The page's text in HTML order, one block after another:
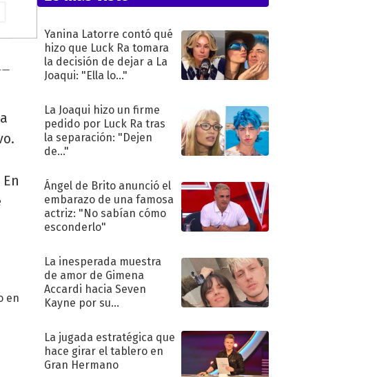
Yanina Latorre contó qué
hizo que Luck Ra tomara
la decisión de dejar a La
Joaqui: "Ella lo..."
La Joaqui hizo un firme
pedido por Luck Ra tras
la separación: "Dejen
de..."
Ángel de Brito anunció el
embarazo de una famosa
actriz: "No sabían cómo
esconderlo"
La inesperada muestra
de amor de Gimena
Accardi hacia Seven
Kayne por su
La jugada estratégica que
hace girar el tablero en
Gran Hermano